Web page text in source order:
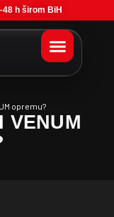
h širom BiH
opremu?
VENUM